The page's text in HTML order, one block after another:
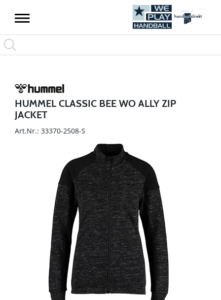
HUMMEL CLASSIC BEE WO ALLY ZIP
JACKET
Art.Nr.: 33370-2508-S